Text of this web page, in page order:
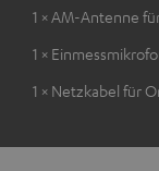
1 × AM-Antenne
1 ×
1 × Netzkabel für